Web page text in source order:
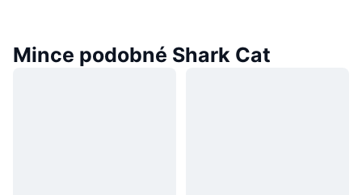
Mince podobné Shark Cat